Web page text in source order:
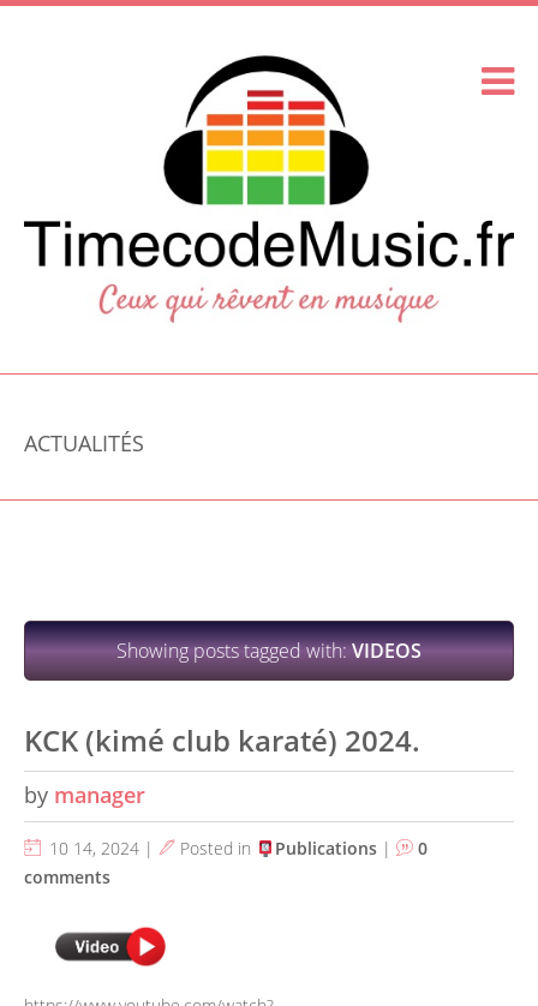
ACTUALITÉS
Showing posts tagged with:VIDEOS
KCK (kimé club karaté) 2024.
by manager
10 14, 2024 | Posted in Publications|
0
comments